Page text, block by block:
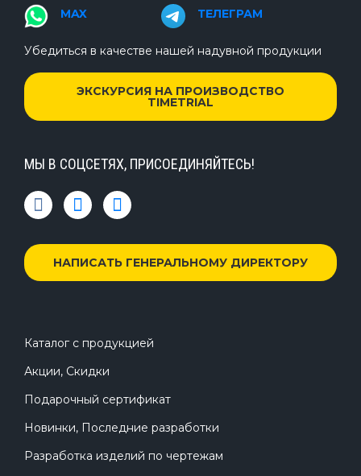
MAX
ТЕЛЕГРАМ
Убедиться в качестве нашей надувной продукции
ЭКСКУРСИЯ НА ПРОИЗВОДСТВО
TIMETRIAL
МЫ В СОЦСЕТЯХ, ПРИСОЕДИНЯЙТЕСЬ!
НАПИСАТЬ ГЕНЕРАЛЬНОМУ ДИРЕКТОРУ
Каталог с продукцией
Акции, Скидки
Подарочный сертификат
Новинки, Последние разработки
Разработка изделий по чертежам